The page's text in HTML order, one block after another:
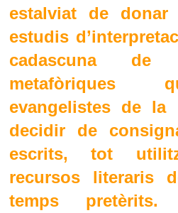
estalviat de
estudis
cadascuna de
metafòriques
evangelistes de la
decidir de
escrits, tot
recursos literaris
temps